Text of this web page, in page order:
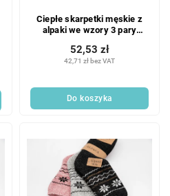
Ciepłe skarpetki męskie z
alpaki we wzory 3 pary
42,71 zł bez VAT
52,53 zł
Do koszyka